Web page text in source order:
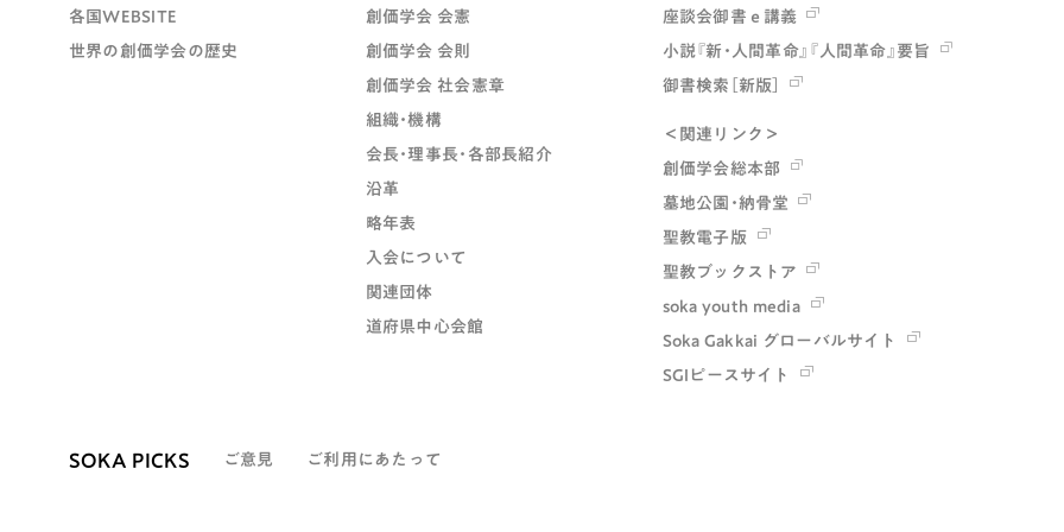
各国WEBSITE
世界の創価学会の歴史
創価学会 会憲
創価学会 会則
創価学会 社会憲章
組織・機構
会長・理事長・各部長紹介
沿革
略年表
入会について
関連団体
道府県中心会館
座談会御書ｅ講義
小説『新・人間革命』『人間革命』要旨
御書検索［新版］
＜関連リンク＞
創価学会総本部
墓地公園・納骨堂
聖教電子版
聖教ブックストア
soka youth media
Soka Gakkai グローバルサイト
SGIピースサイト
SOKA PICKS ご意見 ご利用にあたって